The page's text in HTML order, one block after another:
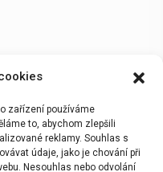
zařízení používáme
to, abychom zlepšili
reklamy. Souhlas s
údaje, jako je chování při
Nesouhlas nebo odvolání